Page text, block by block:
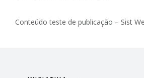
Conteúdo teste de publicação – Sist